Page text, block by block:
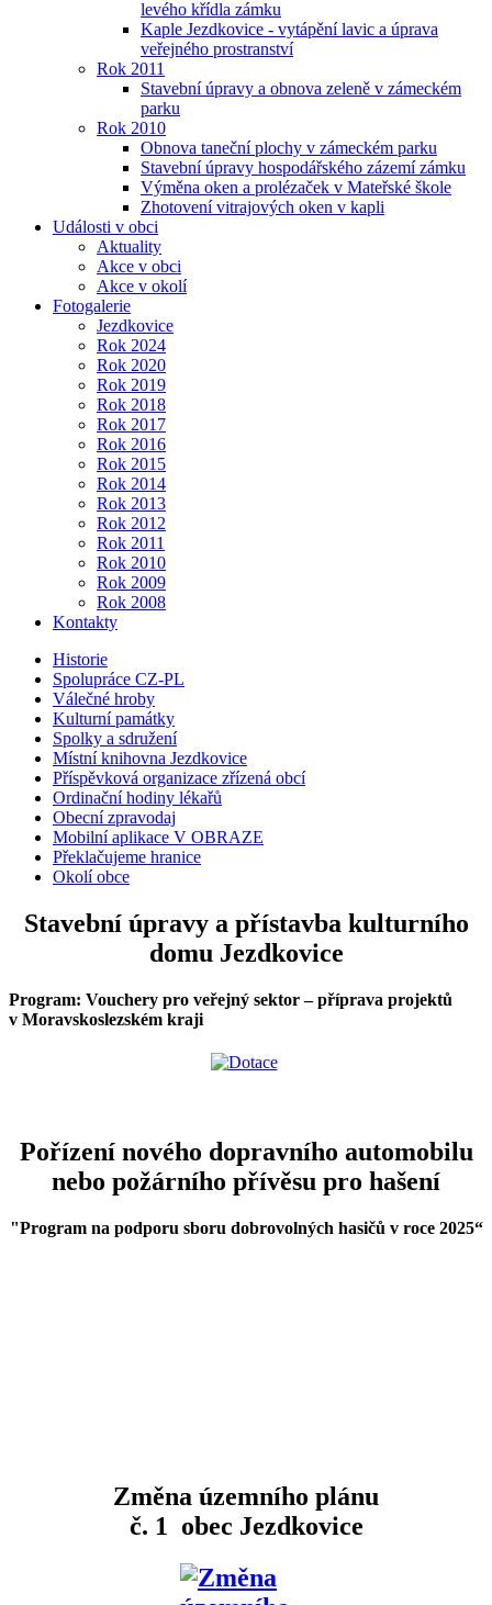
levého křídla zámku
Kaple Jezdkovice - vytápění lavic a úprava
veřejného prostranství
Rok 2011
Stavební úpravy a obnova zeleně v zámeckém
parku
Rok 2010
Obnova taneční plochy v zámeckém parku
Stavební úpravy hospodářského zázemí zámku
Výměna oken a prolézaček v Mateřské škole
Zhotovení vitrajových oken v kapli
Události v obci
Aktuality
Akce v obci
Akce v okolí
Fotogalerie
Jezdkovice
Rok 2024
Rok 2020
Rok 2019
Rok 2018
Rok 2017
Rok 2016
Rok 2015
Rok 2014
Rok 2013
Rok 2012
Rok 2011
Rok 2010
Rok 2009
Rok 2008
Kontakty
Historie
Spolupráce CZ-PL
Válečné hroby
Kulturní památky
Spolky a sdružení
Místní knihovna Jezdkovice
Příspěvková organizace zřízená obcí
Ordinační hodiny lékařů
Obecní zpravodaj
Mobilní aplikace V OBRAZE
Překlačujeme hranice
Okolí obce
Stavební úpravy a přístavba kulturního
domu Jezdkovice
Program: Vouchery pro veřejný sektor – příprava projektů
v Moravskoslezském kraji
Pořízení nového dopravního automobilu
nebo požárního přívěsu pro hašení
"Program na podporu sboru dobrovolných hasičů v roce 2025“
Změna územního plánu
č. 1 obec Jezdkovice